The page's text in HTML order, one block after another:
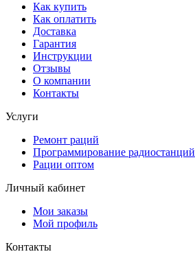
Как купить
Как оплатить
Доставка
Гарантия
Инструкции
Отзывы
О компании
Контакты
Услуги
Ремонт раций
Программирование радиостанций
Рации оптом
Личный кабинет
Мои заказы
Мой профиль
Контакты